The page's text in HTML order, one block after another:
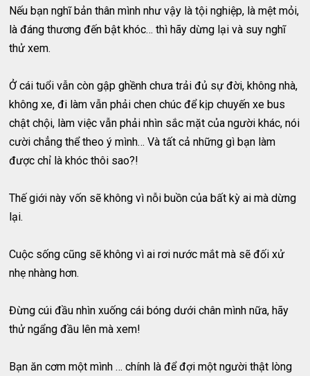
Nếu bạn nghĩ bản thân mình như vậy là tội nghiệp, là mệt mỏi,
là đáng thương đến bật khóc… thì hãy dừng lại và suy nghĩ
thử xem.
Ở cái tuổi vẫn còn gập ghềnh chưa trải đủ sự đời, không nhà,
không xe, đi làm vẫn phải chen chúc để kịp chuyến xe bus
chật chội, làm việc vẫn phải nhìn sắc mặt của người khác, nói
cười chẳng thể theo ý mình… Và tất cả những gì bạn làm
được chỉ là khóc thôi sao?!
Thế giới này vốn sẽ không vì nỗi buồn của bất kỳ ai mà dừng
lại.
Cuộc sống cũng sẽ không vì ai rơi nước mắt mà sẽ đối xử
nhẹ nhàng hơn.
Đừng cúi đầu nhìn xuống cái bóng dưới chân mình nữa, hãy
thử ngẩng đầu lên mà xem!
Bạn ăn cơm một mình … chính là để đợi một người thật lòng